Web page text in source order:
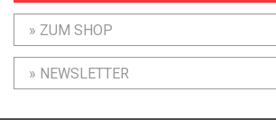
» ZUM SHOP
» NEWSLETTER